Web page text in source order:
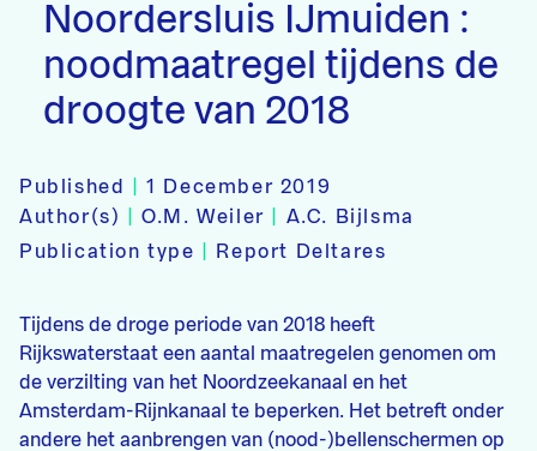
Noordersluis IJmuiden :
noodmaatregel tijdens de
droogte van 2018
Published |1 December 2019
Author(s)
|O.M. Weiler
A.C. Bijlsma
Publication type
Report Deltares
Tijdens de droge periode van 2018 heeft
Rijkswaterstaat een aantal maatregelen genomen om
de verzilting van het Noordzeekanaal en het
Amsterdam-Rijnkanaal te beperken. Het betreft onder
andere het aanbrengen van (nood-)bellenschermen op